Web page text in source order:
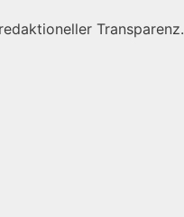
Transparenz.